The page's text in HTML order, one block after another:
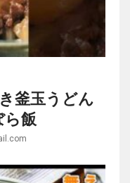
釜玉うどん
飯